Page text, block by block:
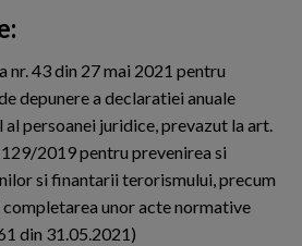
nr. 43 din 27 mai 2021 pentru
depunere a declaratiei anuale
persoanei juridice, prevazut la art.
129/2019 pentru prevenirea si
si finantarii terorismului, precum
unor acte normative
din 31.05.2021)